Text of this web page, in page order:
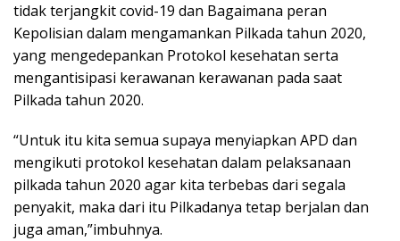
tidak terjangkit covid-19 dan Bagaimana peran
Kepolisian dalam mengamankan Pilkada tahun 2020,
yang mengedepankan Protokol kesehatan serta
mengantisipasi kerawanan kerawanan pada saat
Pilkada tahun 2020.
“Untuk itu kita semua supaya menyiapkan APD dan
mengikuti protokol kesehatan dalam pelaksanaan
pilkada tahun 2020 agar kita terbebas dari segala
penyakit, maka dari itu Pilkadanya tetap berjalan dan
juga aman,”imbuhnya.